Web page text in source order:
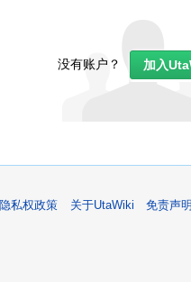
没有账户？ 加入
隐私权政策 关于UtaWiki 免责声明